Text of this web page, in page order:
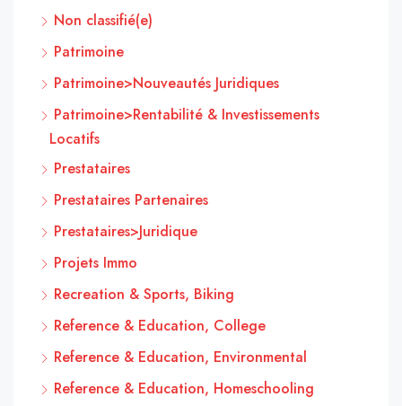
Non classifié(e)
Patrimoine
Patrimoine>Nouveautés Juridiques
Patrimoine>Rentabilité & Investissements
Locatifs
Prestataires
Prestataires Partenaires
Prestataires>Juridique
Projets Immo
Recreation & Sports, Biking
Reference & Education, College
Reference & Education, Environmental
Reference & Education, Homeschooling